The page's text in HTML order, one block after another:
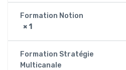
Formation Notion
× 1
Formation Stratégie
Multicanale